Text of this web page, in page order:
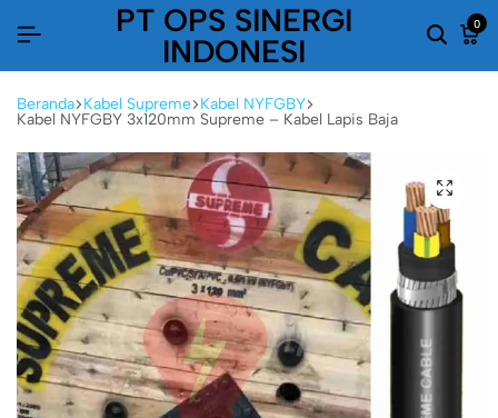
PT OPS SINERGI
INDONESI
0
Beranda Kabel Supreme Kabel NYFGBY
Kabel NYFGBY 3x120mm Supreme – Kabel Lapis Baja